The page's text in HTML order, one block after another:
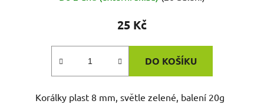
25 Kč
DO KOŠÍKU
Korálky plast 8 mm, světle zelené, balení 20g